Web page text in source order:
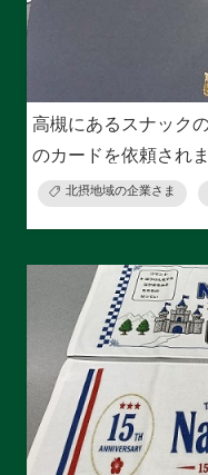
高槻にあるスナック
のカードを依頼されま
北摂地域の企業さま